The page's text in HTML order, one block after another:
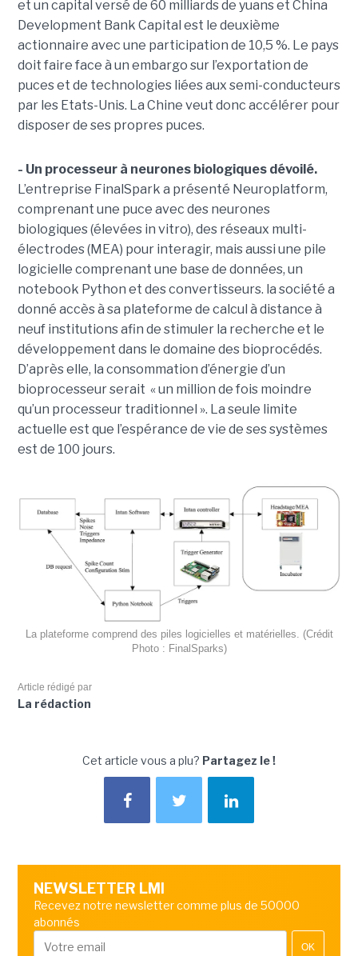
et un capital versé de 60 milliards de yuans et China
Development Bank Capital est le deuxième
actionnaire avec une participation de 10,5 %. Le pays
doit faire face à un embargo sur l’exportation de
puces et de technologies liées aux semi-conducteurs
par les Etats-Unis. La Chine veut donc accélérer pour
disposer de ses propres puces.
- Un processeur à neurones biologiques dévoilé.
L’entreprise FinalSpark a présenté Neuroplatform,
comprenant une puce avec des neurones
biologiques (élevées in vitro), des réseaux multi-
électrodes (MEA) pour interagir, mais aussi une pile
logicielle comprenant une base de données, un
notebook Python et des convertisseurs. la société a
donné accès à sa plateforme de calcul à distance à
neuf institutions afin de stimuler la recherche et le
développement dans le domaine des bioprocédés.
D’après elle, la consommation d’énergie d’un
bioprocesseur serait « un million de fois moindre
qu’un processeur traditionnel ». La seule limite
actuelle est que l’espérance de vie de ses systèmes
est de 100 jours.
La plateforme comprend des piles logicielles et matérielles. (Crédit
Photo : FinalSparks)
Article rédigé par
La rédaction
Cet article vous a plu? Partagez le !
NEWSLETTER LMI
Recevez notre newsletter comme plus de 50000
abonnés
OK